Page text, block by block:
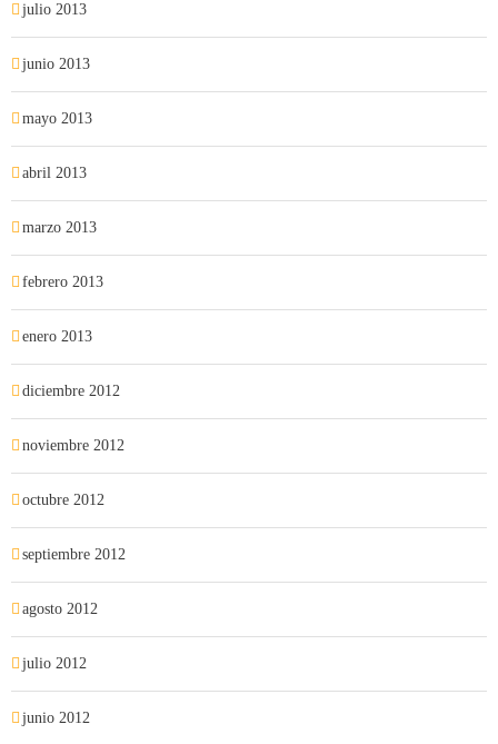
julio 2013
junio 2013
mayo 2013
abril 2013
marzo 2013
febrero 2013
enero 2013
diciembre 2012
noviembre 2012
octubre 2012
septiembre 2012
agosto 2012
julio 2012
junio 2012